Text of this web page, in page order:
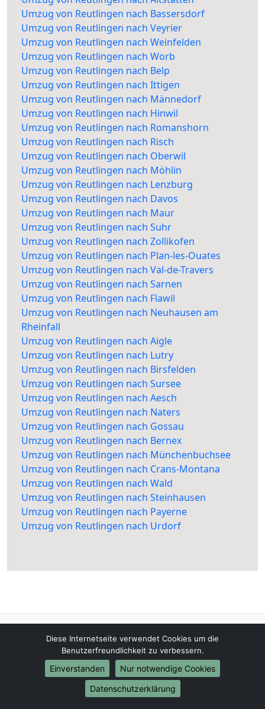
Umzug von Reutlingen nach Bassersdorf
Umzug von Reutlingen nach Veyrier
Umzug von Reutlingen nach Weinfelden
Umzug von Reutlingen nach Worb
Umzug von Reutlingen nach Belp
Umzug von Reutlingen nach Ittigen
Umzug von Reutlingen nach Männedorf
Umzug von Reutlingen nach Hinwil
Umzug von Reutlingen nach Romanshorn
Umzug von Reutlingen nach Risch
Umzug von Reutlingen nach Oberwil
Umzug von Reutlingen nach Möhlin
Umzug von Reutlingen nach Lenzburg
Umzug von Reutlingen nach Davos
Umzug von Reutlingen nach Maur
Umzug von Reutlingen nach Suhr
Umzug von Reutlingen nach Zollikofen
Umzug von Reutlingen nach Plan-les-Ouates
Umzug von Reutlingen nach Val-de-Travers
Umzug von Reutlingen nach Sarnen
Umzug von Reutlingen nach Flawil
Umzug von Reutlingen nach Neuhausen am
Rheinfall
Umzug von Reutlingen nach Aigle
Umzug von Reutlingen nach Lutry
Umzug von Reutlingen nach Birsfelden
Umzug von Reutlingen nach Sursee
Umzug von Reutlingen nach Aesch
Umzug von Reutlingen nach Naters
Umzug von Reutlingen nach Gossau
Umzug von Reutlingen nach Bernex
Umzug von Reutlingen nach Münchenbuchsee
Umzug von Reutlingen nach Crans-Montana
Umzug von Reutlingen nach Wald
Umzug von Reutlingen nach Steinhausen
Umzug von Reutlingen nach Payerne
Umzug von Reutlingen nach Urdorf
Reutlingen-Umzugsunternehmen.de
01579-2482366
info@reutlingen-umzugsunternehmen.de
Diese Internetseite verwendet Cookies um die
Benutzerfreundlichkeit zu verbessern.
Einverstanden
Nur notwendige Cookies
Datenschutzerklärung